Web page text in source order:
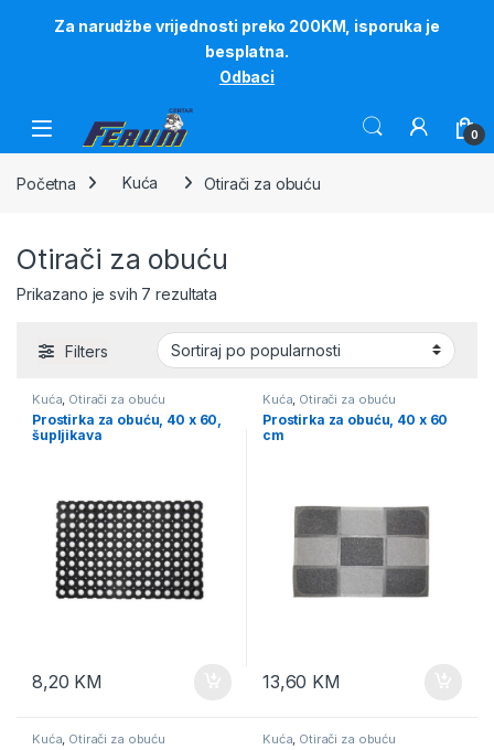
Za narudžbe vrijednosti preko 200KM, isporuka je
besplatna.
Odbaci
0
Početna Kuća Otirači za obuću
Otirači za obuću
Prikazano je svih 7 rezultataSortirano po popularnosti
Filters
Kuća Otirači za obuću
Prostirka za obuću, 40 x 60,
šupljikava
8,20 KM
Kuća Otirači za obuću
Prostirka za obuću, 40 x 60
cm
13,60 KM
Kuća, Otirači za obuću Kuća, Otirači za obuću